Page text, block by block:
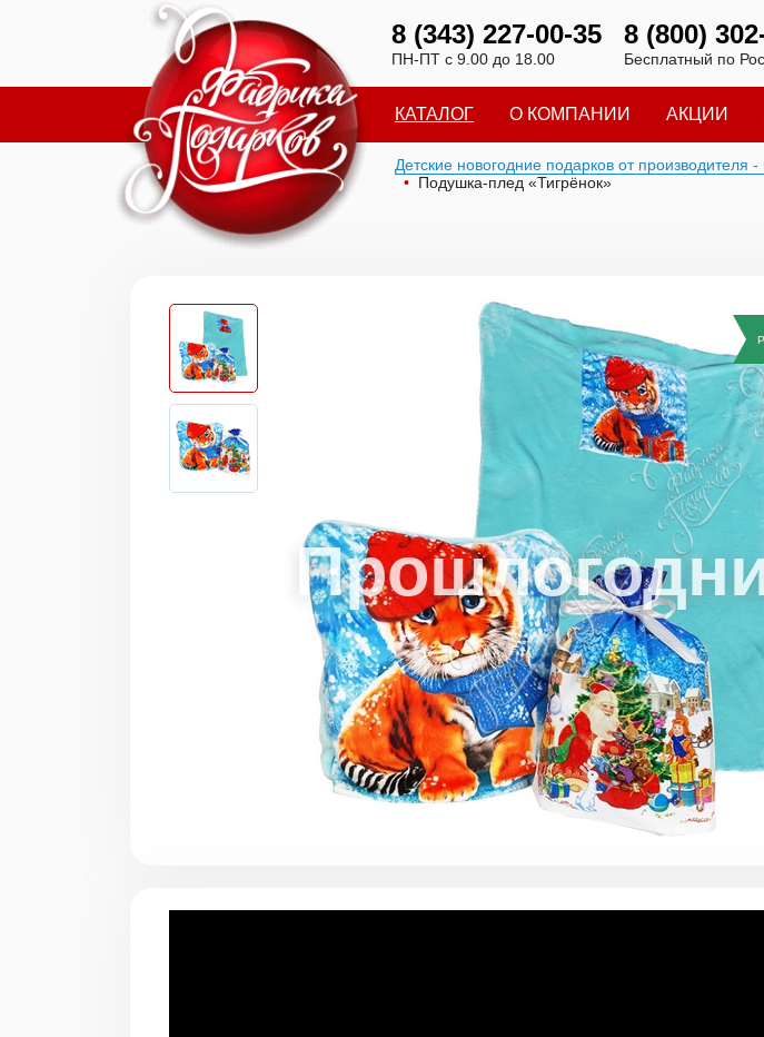
8 (343) 227-00-35
ПН-ПТ с 9.00 до 18.00
8 (800)
Бесплатный по
КАТАЛОГ О КОМПАНИИ АКЦИИ
Детские новогодние подарков от производителя
Подушка-плед «Тигрёнок»